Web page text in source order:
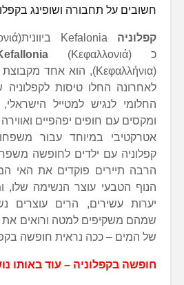
חשובים על תחבורה ושופינג
קפלוניה
כ (Κεφαλλονιά) ו-
(Κεφαλλήνια), הוא אחד מקבוצת האיים היוניים של
לאחרונה החלו טיסות לקפלוניה
החלומי לנגיש למטייל הישראלי,
ומקסים עם חופים יפהפיים
אטרקטיבי במיוחד עבור
קפלוניה עם ילדים לחופשה
הרבה תיירים פוקדים את האי
הנוף הטבעי עוצר הנשימה שלו,
יערות עשירים, הרים עוצרים
שמהם משקיפים למטה ורואים
של המים – ככה נראית חופשה
חופשה בקפלוניה – עוד באותו